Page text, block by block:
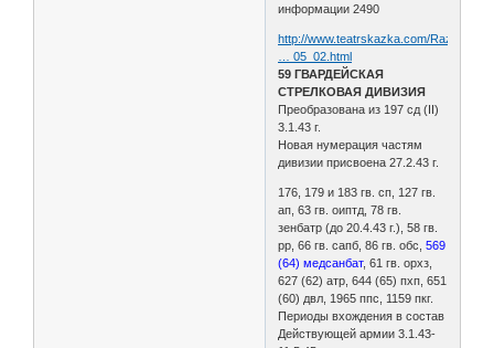
информации 2490
http://www.teatrskazka.com/Raznoe/
… 05_02.html
59 ГВАРДЕЙСКАЯ
СТРЕЛКОВАЯ ДИВИЗИЯ
Преобразована из 197 сд (II)
3.1.43 г.
Новая нумерация частям
дивизии присвоена 27.2.43 г.
176, 179 и 183 гв. сп, 127 гв.
ап, 63 гв. оиптд, 78 гв.
зенбатр (до 20.4.43 г.), 58 гв.
рр, 66 гв. сапб, 86 гв. обс,569
(64) медсанбат, 61 гв. орхз,
627 (62) атр, 644 (65) пхп, 651
(60) двл, 1965 ппс, 1159 пкг.
Периоды вхождения в состав
Действующей армии 3.1.43-